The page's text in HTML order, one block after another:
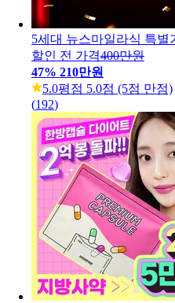
5세대 뉴스마일라식 특별
할인 전 가격400만원
47% 210만원
5.0평점 5.0점 (5점 만점)
(192)